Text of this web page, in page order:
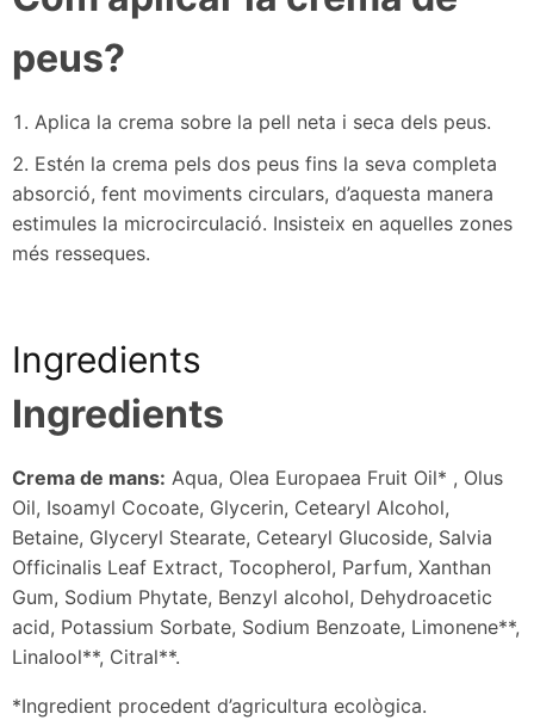
peus?
Aplica la crema sobre la pell neta i seca dels peus.
Estén la crema pels dos peus fins la seva completa
absorció, fent moviments circulars, d’aquesta manera
estimules la microcirculació. Insisteix en aquelles zones
més resseques.
Ingredients
Ingredients
Crema de mans: Aqua, Olea Europaea Fruit Oil* , Olus
Oil, Isoamyl Cocoate, Glycerin, Cetearyl Alcohol,
Betaine, Glyceryl Stearate, Cetearyl Glucoside, Salvia
Officinalis Leaf Extract, Tocopherol, Parfum, Xanthan
Gum, Sodium Phytate, Benzyl alcohol, Dehydroacetic
acid, Potassium Sorbate, Sodium Benzoate, Limonene**,
Linalool**, Citral**.
*Ingredient procedent d’agricultura ecològica.